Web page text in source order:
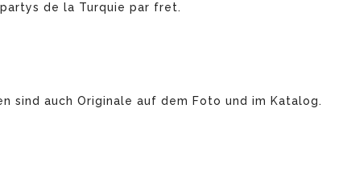
de la Turquie par fret.
sind auch Originale auf dem Foto und im Katalog.